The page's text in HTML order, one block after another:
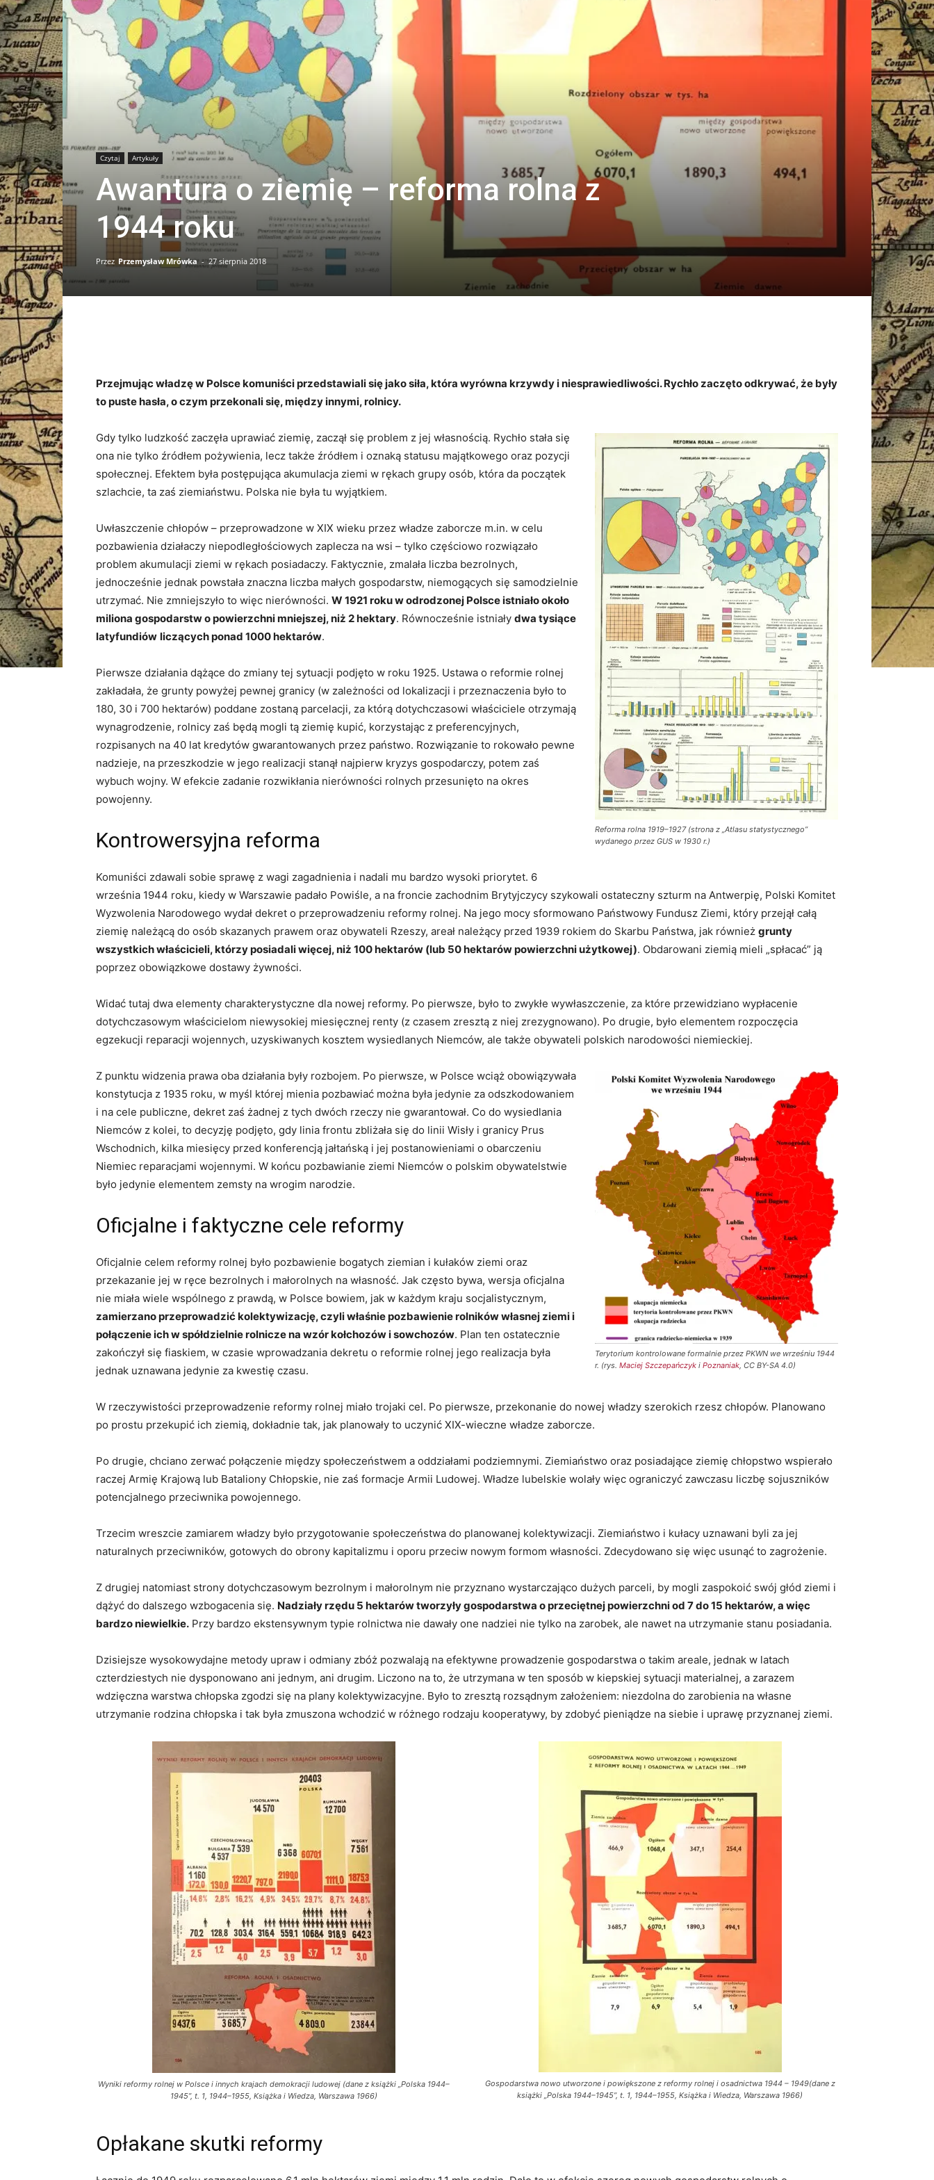
Czytaj Artykuły
Awantura o ziemię – reforma rolna z
1944 roku
Przez Przemysław Mrówka - 27 sierpnia 2018
Przejmując władzę w Polsce komuniści przedstawiali się jako siła, która wyrówna krzywdy i niesprawiedliwości. Rychło zaczęto odkrywać, że były
to puste hasła, o czym przekonali się, między innymi, rolnicy.
Reforma rolna 1919–1927 (strona z „Atlasu statystycznego”
wydanego przez GUS w 1930 r.)
Gdy tylko ludzkość zaczęła uprawiać ziemię, zaczął się problem z jej własnością. Rychło stała się
ona nie tylko źródłem pożywienia, lecz także źródłem i oznaką statusu majątkowego oraz pozycji
społecznej. Efektem była postępująca akumulacja ziemi w rękach grupy osób, która da początek
szlachcie, ta zaś ziemiaństwu. Polska nie była tu wyjątkiem.
Uwłaszczenie chłopów – przeprowadzone w XIX wieku przez władze zaborcze m.in. w celu
pozbawienia działaczy niepodległościowych zaplecza na wsi – tylko częściowo rozwiązało
problem akumulacji ziemi w rękach posiadaczy. Faktycznie, zmalała liczba bezrolnych,
jednocześnie jednak powstała znaczna liczba małych gospodarstw, niemogących się samodzielnie
utrzymać. Nie zmniejszyło to więc nierówności. W 1921 roku w odrodzonej Polsce istniało około
miliona gospodarstw o powierzchni mniejszej, niż 2 hektary. Równocześnie istniały dwa tysiące
latyfundiów liczących ponad 1000 hektarów.
Pierwsze działania dążące do zmiany tej sytuacji podjęto w roku 1925. Ustawa o reformie rolnej
zakładała, że grunty powyżej pewnej granicy (w zależności od lokalizacji i przeznaczenia było to
180, 30 i 700 hektarów) poddane zostaną parcelacji, za którą dotychczasowi właściciele otrzymają
wynagrodzenie, rolnicy zaś będą mogli tą ziemię kupić, korzystając z preferencyjnych,
rozpisanych na 40 lat kredytów gwarantowanych przez państwo. Rozwiązanie to rokowało pewne
nadzieje, na przeszkodzie w jego realizacji stanął najpierw kryzys gospodarczy, potem zaś
wybuch wojny. W efekcie zadanie rozwikłania nierówności rolnych przesunięto na okres
powojenny.
Kontrowersyjna reforma
Komuniści zdawali sobie sprawę z wagi zagadnienia i nadali mu bardzo wysoki priorytet. 6
września 1944 roku, kiedy w Warszawie padało Powiśle, a na froncie zachodnim Brytyjczycy szykowali ostateczny szturm na Antwerpię, Polski Komitet
Wyzwolenia Narodowego wydał dekret o przeprowadzeniu reformy rolnej. Na jego mocy sformowano Państwowy Fundusz Ziemi, który przejął całą
ziemię należącą do osób skazanych prawem oraz obywateli Rzeszy, areał należący przed 1939 rokiem do Skarbu Państwa, jak również grunty
wszystkich właścicieli, którzy posiadali więcej, niż 100 hektarów (lub 50 hektarów powierzchni użytkowej). Obdarowani ziemią mieli „spłacać” ją
poprzez obowiązkowe dostawy żywności.
Widać tutaj dwa elementy charakterystyczne dla nowej reformy. Po pierwsze, było to zwykłe wywłaszczenie, za które przewidziano wypłacenie
dotychczasowym właścicielom niewysokiej miesięcznej renty (z czasem zresztą z niej zrezygnowano). Po drugie, było elementem rozpoczęcia
egzekucji reparacji wojennych, uzyskiwanych kosztem wysiedlanych Niemców, ale także obywateli polskich narodowości niemieckiej.
Terytorium kontrolowane formalnie przez PKWN we wrześniu 1944
r. (rys. Maciej Szczepańczyk i Poznaniak , CC BY-SA 4.0)
Z punktu widzenia prawa oba działania były rozbojem. Po pierwsze, w Polsce wciąż obowiązywała
konstytucja z 1935 roku, w myśl której mienia pozbawiać można była jedynie za odszkodowaniem
i na cele publiczne, dekret zaś żadnej z tych dwóch rzeczy nie gwarantował. Co do wysiedlania
Niemców z kolei, to decyzję podjęto, gdy linia frontu zbliżała się do linii Wisły i granicy Prus
Wschodnich, kilka miesięcy przed konferencją jałtańską i jej postanowieniami o obarczeniu
Niemiec reparacjami wojennymi. W końcu pozbawianie ziemi Niemców o polskim obywatelstwie
było jedynie elementem zemsty na wrogim narodzie.
Oficjalne i faktyczne cele reformy
Oficjalnie celem reformy rolnej było pozbawienie bogatych ziemian i kułaków ziemi oraz
przekazanie jej w ręce bezrolnych i małorolnych na własność. Jak często bywa, wersja oficjalna
nie miała wiele wspólnego z prawdą, w Polsce bowiem, jak w każdym kraju socjalistycznym,
zamierzano przeprowadzić kolektywizację, czyli właśnie pozbawienie rolników własnej ziemi i
połączenie ich w spółdzielnie rolnicze na wzór kołchozów i sowchozów. Plan ten ostatecznie
zakończył się fiaskiem, w czasie wprowadzania dekretu o reformie rolnej jego realizacja była
jednak uznawana jedynie za kwestię czasu.
W rzeczywistości przeprowadzenie reformy rolnej miało trojaki cel. Po pierwsze, przekonanie do nowej władzy szerokich rzesz chłopów. Planowano
po prostu przekupić ich ziemią, dokładnie tak, jak planowały to uczynić XIX-wieczne władze zaborcze.
Po drugie, chciano zerwać połączenie między społeczeństwem a oddziałami podziemnymi. Ziemiaństwo oraz posiadające ziemię chłopstwo wspierało
raczej Armię Krajową lub Bataliony Chłopskie, nie zaś formacje Armii Ludowej. Władze lubelskie wolały więc ograniczyć zawczasu liczbę sojuszników
potencjalnego przeciwnika powojennego.
Trzecim wreszcie zamiarem władzy było przygotowanie społeczeństwa do planowanej kolektywizacji. Ziemiaństwo i kułacy uznawani byli za jej
naturalnych przeciwników, gotowych do obrony kapitalizmu i oporu przeciw nowym formom własności. Zdecydowano się więc usunąć to zagrożenie.
Z drugiej natomiast strony dotychczasowym bezrolnym i małorolnym nie przyznano wystarczająco dużych parceli, by mogli zaspokoić swój głód ziemi i
dążyć do dalszego wzbogacenia się. Nadziały rzędu 5 hektarów tworzyły gospodarstwa o przeciętnej powierzchni od 7 do 15 hektarów, a więc
bardzo niewielkie. Przy bardzo ekstensywnym typie rolnictwa nie dawały one nadziei nie tylko na zarobek, ale nawet na utrzymanie stanu posiadania.
Dzisiejsze wysokowydajne metody upraw i odmiany zbóż pozwalają na efektywne prowadzenie gospodarstwa o takim areale, jednak w latach
czterdziestych nie dysponowano ani jednym, ani drugim. Liczono na to, że utrzymana w ten sposób w kiepskiej sytuacji materialnej, a zarazem
wdzięczna warstwa chłopska zgodzi się na plany kolektywizacyjne. Było to zresztą rozsądnym założeniem: niezdolna do zarobienia na własne
utrzymanie rodzina chłopska i tak była zmuszona wchodzić w różnego rodzaju kooperatywy, by zdobyć pieniądze na siebie i uprawę przyznanej ziemi.
Wyniki reformy rolnej w Polsce i innych krajach demokracji ludowej (dane z książki „Polska 1944–
1945”, t. 1, 1944–1955, Książka i Wiedza, Warszawa 1966)
Gospodarstwa nowo utworzone i powiększone z reformy rolnej i osadnictwa 1944 – 1949(dane z
książki „Polska 1944–1945”, t. 1, 1944–1955, Książka i Wiedza, Warszawa 1966)
Opłakane skutki reformy